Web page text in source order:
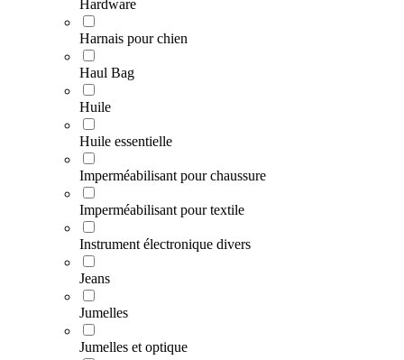
Hardware
Harnais pour chien
Haul Bag
Huile
Huile essentielle
Imperméabilisant pour chaussure
Imperméabilisant pour textile
Instrument électronique divers
Jeans
Jumelles
Jumelles et optique